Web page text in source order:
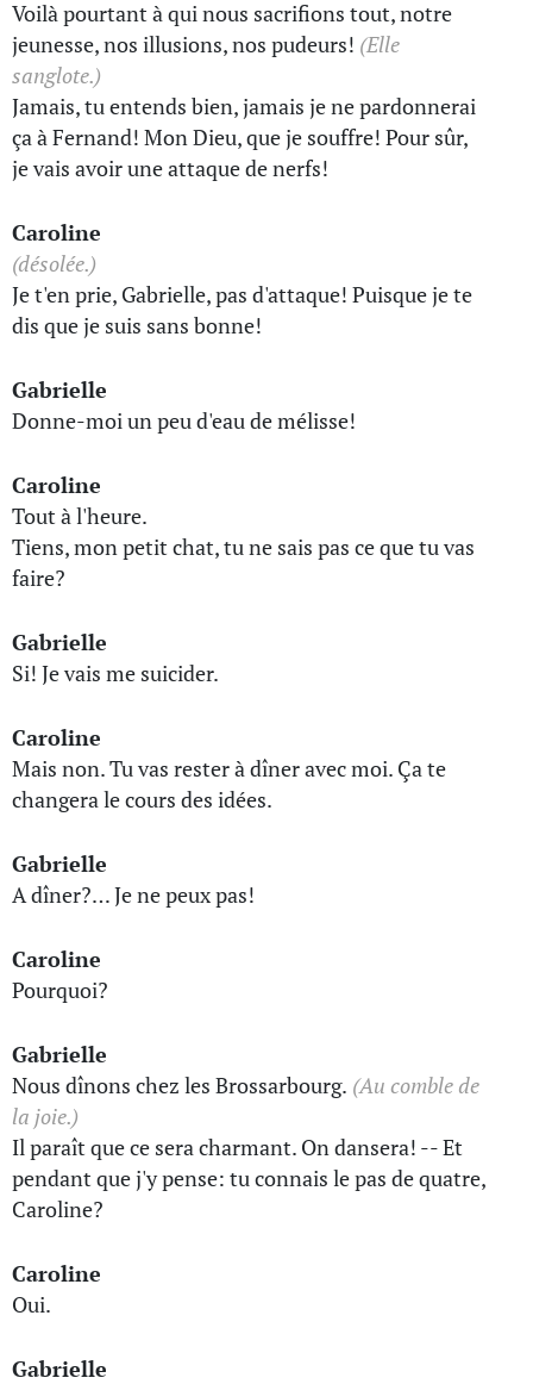
Voilà pourtant à qui nous sacrifions tout, notre
jeunesse, nos illusions, nos pudeurs! (Elle
sanglote.)
Jamais, tu entends bien, jamais je ne pardonnerai
ça à Fernand! Mon Dieu, que je souffre! Pour sûr,
je vais avoir une attaque de nerfs!
Caroline
(désolée.)
Je t'en prie, Gabrielle, pas d'attaque! Puisque je te
dis que je suis sans bonne!
Gabrielle
Donne-moi un peu d'eau de mélisse!
Caroline
Tout à l'heure.
Tiens, mon petit chat, tu ne sais pas ce que tu vas
faire?
Gabrielle
Si! Je vais me suicider.
Caroline
Mais non. Tu vas rester à dîner avec moi. Ça te
changera le cours des idées.
Gabrielle
A dîner?… Je ne peux pas!
Caroline
Pourquoi?
Gabrielle
Nous dînons chez les Brossarbourg. (Au comble de
la joie.)
Il paraît que ce sera charmant. On dansera! -- Et
pendant que j'y pense: tu connais le pas de quatre,
Caroline?
Caroline
Oui.
Gabrielle